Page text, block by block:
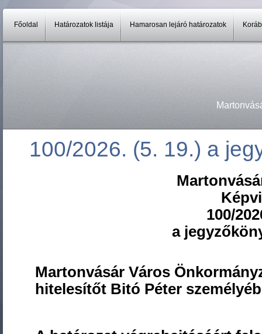
Főoldal Határozatok listája Hamarosan lejáró határozatok
100/2026. (5. 19.) a
100/
a
Martonvásár Város
hitelesítőt Bitó Péter